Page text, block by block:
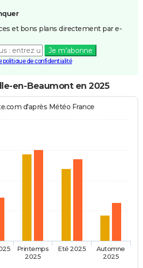
et bons plans directement par e-
Je m'abonne
politique de confidentialité
en-Beaumont en 2025
d'après Météo France
Printemps
2025
Eté 2025
Automne
2025